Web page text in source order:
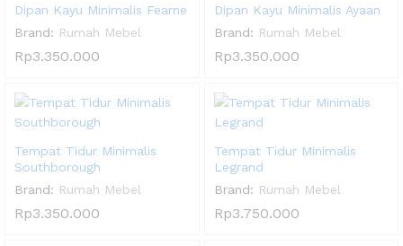
Dipan Kayu Minimalis Fearne
Brand: Rumah Mebel
Rp3.350.000
Dipan Kayu Minimalis Ayaan
Brand: Rumah Mebel
Rp3.350.000
Tempat Tidur Minimalis
Southborough
Brand: Rumah Mebel
Rp3.350.000
Tempat Tidur Minimalis
Legrand
Brand: Rumah Mebel
Rp3.750.000